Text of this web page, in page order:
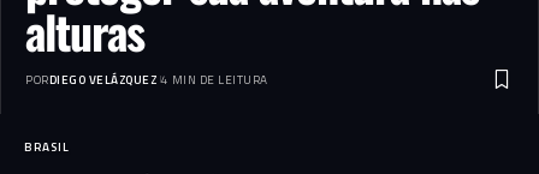
alturas
PORDIEGO VELÁZQUEZ 4 MIN DE LEITURA
BRASIL